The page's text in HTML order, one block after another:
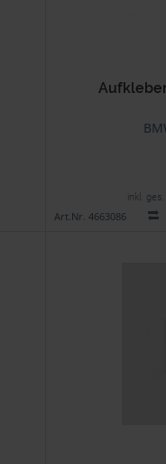
inkl.
Art.Nr. 4663086